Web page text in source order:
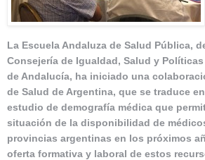
La Escuela Andaluza de Salud Pública,
Consejería de Igualdad, Salud y
de Andalucía, ha iniciado una
de Salud de Argentina, que se traduce
estudio de demografía médica que
situación de la disponibilidad de
provincias argentinas en los próximos
oferta formativa y laboral de estos